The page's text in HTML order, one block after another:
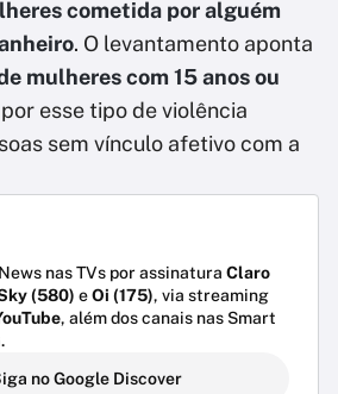
cometida por alguém
. O levantamento aponta
mulheres com 15 anos ou
esse tipo de violência
sem vínculo afetivo com a
nas TVs por assinatura Claro
(580) eOi (175), via streaming
, além dos canais nas Smart
.
no Google Discover